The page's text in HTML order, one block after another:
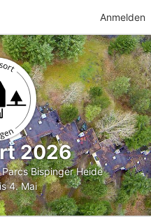
Anmelden
2026
Bispinger Heide
4. Mai